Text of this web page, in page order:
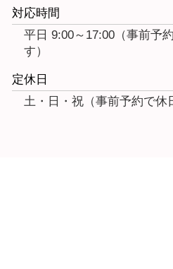
対応時間
平日 9:00～17:00（事前予
す）
定休日
土・日・祝（事前予約で休